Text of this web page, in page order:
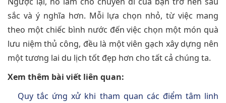
sắc và ý nghĩa hơn. Mỗi lựa chọn nhỏ, từ việc mang
theo một chiếc bình nước đến việc chọn một món quà
lưu niệm thủ công, đều là một viên gạch xây dựng nên
một tương lai du lịch tốt đẹp hơn cho tất cả chúng ta.
Xem thêm bài viết liên quan:
Quy tắc ứng xử khi tham quan các điểm tâm linh